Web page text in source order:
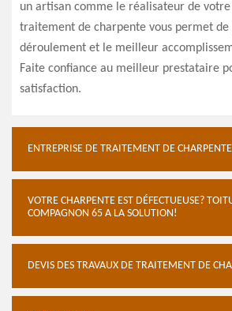
un artisan comme le réalisateur de
traitement de charpente vous permet
déroulement et le meilleur
Faite confiance au meilleur prestataire
satisfaction.
ENTREPRISE DE TRAITEMENT DE
VOTRE CHARPENTE EST DÉFECTUEUSE?
COMPAGNON 65 A LA SOLUTION!
DEVIS DES TRAVAUX DE TRAITEMENT DE